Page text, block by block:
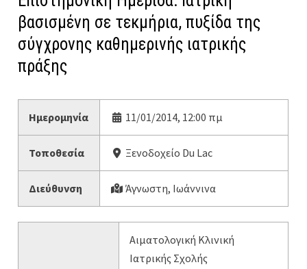
βασισμένη σε τεκμήρια, πυξίδα της
σύγχρονης καθημερινής ιατρικής
πράξης
Ημερομηνία 11/01/2014, 12:00 πμ
Τοποθεσία Ξενοδοχείο Du Lac
Διεύθυνση Άγνωστη, Ιωάννινα
Αιματολογική Κλινική
Ιατρικής Σχολής